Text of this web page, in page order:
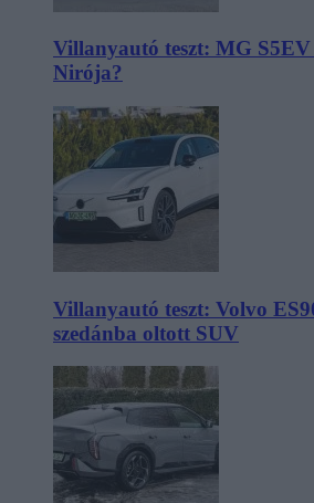
Villanyautó teszt: MG S5EV
Nirója?
Villanyautó teszt: Volvo
szedánba oltott SUV